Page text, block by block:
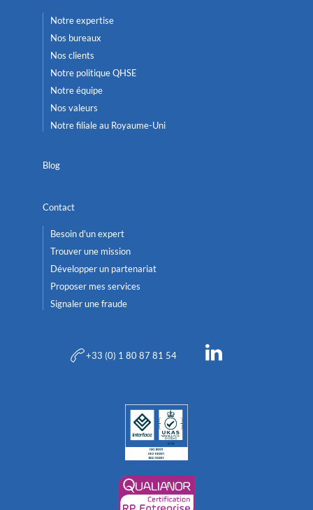
Notre expertise
Nos bureaux
Nos clients
Notre politique QHSE
Notre équipe
Nos valeurs
Notre filiale au Royaume-Uni
Blog
Contact
Besoin d'un expert
Trouver une mission
Développer un partenariat
Proposer mes services
Signaler une fraude
+33 (0) 1 80 87 81 54